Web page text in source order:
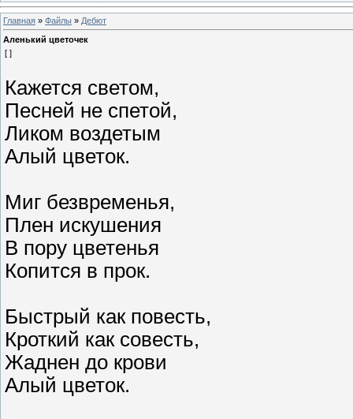
Главная » Файлы » Дебют
Аленький цветочек
[ ]
Кажется светом,
Песней не спетой,
Ликом воздетым
Алый цветок.
Миг безвременья,
Плен искушения
В пору цветенья
Копится в прок.
Быстрый как повесть,
Кроткий как совесть,
Жаднен до крови
Алый цветок.